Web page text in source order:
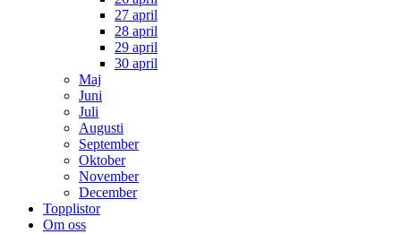
27 april
28 april
29 april
30 april
Maj
Juni
Juli
Augusti
September
Oktober
November
December
Topplistor
Om oss